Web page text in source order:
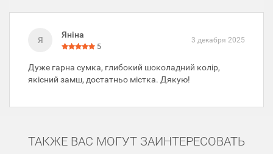
Я
Яніна
5
3 декабря 2025
Дуже гарна сумка, глибокий шоколадний колір,
якісний замш, достатньо містка. Дякую!
ТАКЖЕ ВАС МОГУТ ЗАИНТЕРЕСОВАТЬ